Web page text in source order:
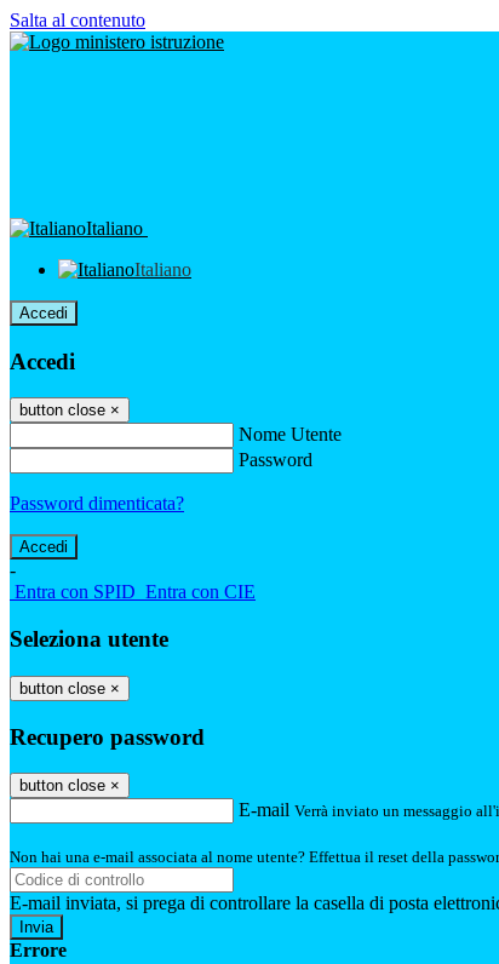
Salta al contenuto
Italiano
Italiano
Accedi
Accedi
button close ×
Nome Utente
Password
Password dimenticata?
-
Entra con SPID Entra con CIE
Seleziona utente
button close ×
Recupero password
button close ×
E-mail Verrà inviato un messaggio
Non hai una e-mail associata al nome utente? Effettua il reset della
E-mail inviata, si prega di controllare la casella di posta
Errore